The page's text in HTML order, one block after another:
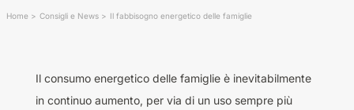
Home Consigli e News Il fabbisogno energetico delle famiglie
Il consumo energetico delle famiglie è inevitabilmente
in continuo aumento, per via di un uso sempre più